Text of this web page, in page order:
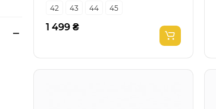
42
43 44 45
1 499 ₴